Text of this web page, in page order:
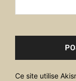
Ce site utilise